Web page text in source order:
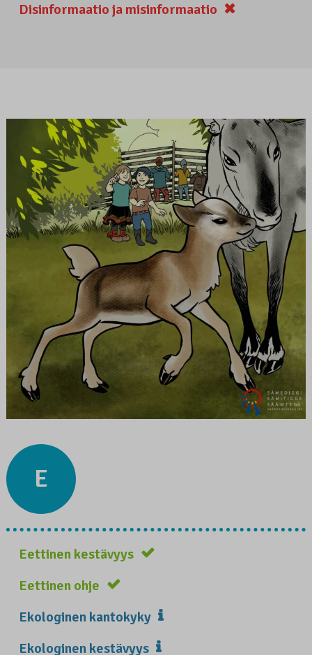
Disinformaatio ja misinformaatio
E
Eettinen kestävyys
Eettinen ohje
Ekologinen kantokyky
Ekologinen kestävyys